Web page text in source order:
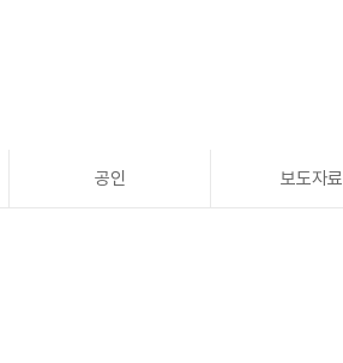
공인 보도자료